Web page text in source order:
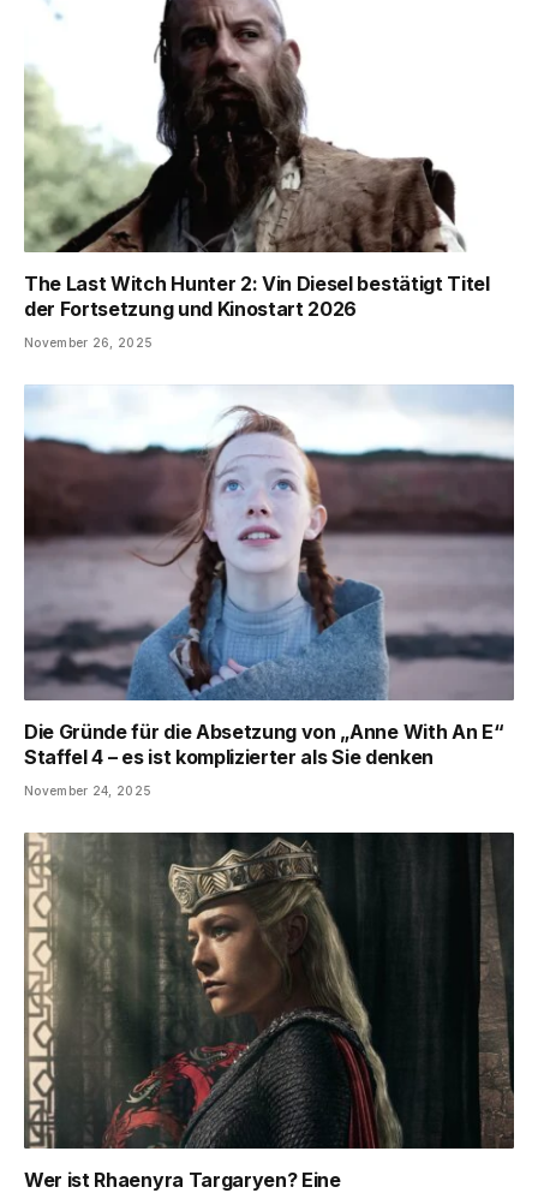
The Last Witch Hunter 2: Vin Diesel bestätigt Titel
der Fortsetzung und Kinostart 2026
November 26, 2025
Die Gründe für die Absetzung von „Anne With An E“
Staffel 4 – es ist komplizierter als Sie denken
November 24, 2025
Wer ist Rhaenyra Targaryen? Eine